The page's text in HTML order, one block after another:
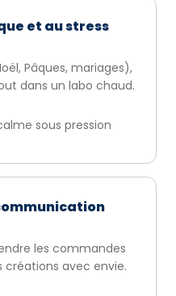
et au stress
Pâques, mariages),
dans un labo chaud.
sous pression
les commandes
créations avec envie.